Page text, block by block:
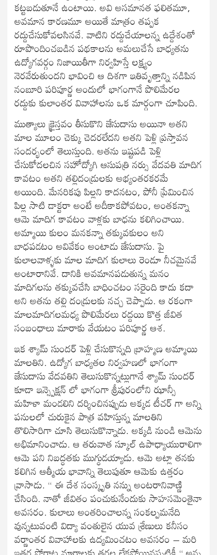
కట్టబడుతూనే ఉంటాయి. అవి అసమానత ఫలితమూ,
అవమాన కారణమూ అయితే మాత్రం తప్పక
రద్దుచేసుకోవలసినవే. వాటిని రద్దుచేయాలన్న ఉద్దేశంతో
రూపొందించబడిన పథకాలను అమలుచేసే బాధ్యతను
ఉద్యోగవర్గం నిజాయితీగా నిర్వహిస్తే లక్ష్యం
నెరవేరుతుందని భావించి ఆ దిశగా ఇతివృత్తాన్ని నడిపిన
నంబూరి పరిపూర్ణ అందులో భాగంగానే పొలిమేరల
రద్దుకు కులాంతర వివాహాలను ఒక మార్గంగా చూపింది.
ముత్యాలు క్రైస్తవం తీసుకొని జేసుదాసు అయినా అతని
మాల మూలం చెక్కు చెదరలేదని అతని పెళ్లి ప్రస్తావన
సందర్భంలో తెలుస్తుంది. అతను ఇష్టపడి పెళ్లి
చేసుకోదలచిన సహోద్యోగి ఆసుపత్రి నర్సు వేదవతి మాదిగ
కావటం అతని తల్లిదండ్రులకు అభ్యంతరకరమే
అయింది. మేనరికపు పిల్లని కాదనటం, పోనీ ప్రేమించిన
పిల్ల సాటి డాక్టరా అంటే అదీకాకపోవటం, అంతకన్నా
ఆమె మాదిగ కావటం వాళ్లకు బాధను కలిగించాయి.
అమ్మాయి కులం మనకన్నా తక్కువకులం అని
బాధపడటం అవివేకం అంటాడు జేసుదాసు. పై
కులాలవాళ్ళకు మాల మాదిగ కులాలు రెండూ నీచమైనవే
అంటారానివే. దానికి అవమానపడుతున్న మనం
మాదిగలను తక్కువచేసి బాధించటం సరైంది కాదు కదా
అని అతను తల్లి దండ్రులకు నచ్చ చెప్పాడు. ఆ రకంగా
మాలమాదిగలమధ్య పొలిమేరలు రద్దయి కొత్త జీవిత
సంబంధాలు మారాకు వేయటం పరిపూర్ణ ఆశ.
ఇక శ్యామ్ సుందర్ పెళ్లి చేసుకొన్నది బ్రాహ్మణ అమ్మాయి
మాలతిని. ఉద్యోగ బాధ్యతల నిర్వహణలో భాగంగా
జేసుదాసు వేదవతిని తెలుసుకొన్నట్లుగానే శ్యామ్ సుందర్
కూడా ఇన్స్పెక్షన్ లో భాగంగా శ్రీపురంలోని ఝాన్సీ
మహిళా మండలిని దర్శించినప్పుడు అక్కడ టీచర్ గా అన్ని
పనులలో చురుకైన పాత్ర వహిస్తున్న మాలతిని
తొలిసారిగా చూసి తెలుసుకొన్నాడు. అక్కడి నుండి ఆమెను
అభిమానించాడు. ఆ తరువాత స్కూల్ ఉపాధ్యాయురాలిగా
ఆమె పని నిబద్ధతకు ముగ్ధుడయ్యాడు. ఆమె అట్లా తనకు
కలిగిన ఆత్మీయ భావాన్ని తెలుపుతూ ఆమెకు ఉత్తరం
వ్రాసాడు. “ ఈ దేశ సంస్కృతి నన్ను అంటరానివాణ్ణి
చేసింది. నాతో జీవితం పంచుకునేందుకు సాహసమెంతైనా
అవసరం. కులాలు అంతరించాలన్న సంకల్పమనేది
వున్నటువంటి విద్యా వంతులైన యువ శ్రేణులు కనీసం
వర్ణాంతర వివాహాలకు ఉద్యమించటం అవసరం – మరి